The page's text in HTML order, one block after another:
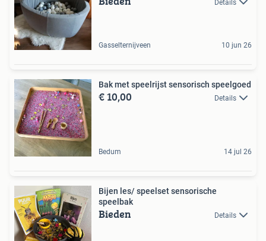
Details
Gasselternijveen 10 jun 26
Bak met speelrijst sensorisch speelgoed
€ 10,00 Details
Bedum 14 jul 26
Bijen les/ speelset sensorische
speelbak
Bieden Details